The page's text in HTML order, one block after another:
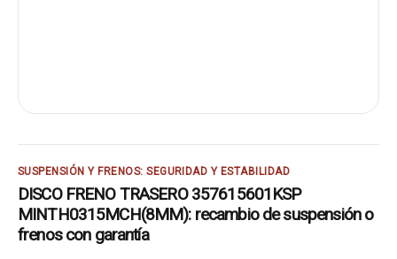
SUSPENSIÓN Y FRENOS: SEGURIDAD Y ESTABILIDAD
DISCO FRENO TRASERO 357615601KSP
MINTH0315MCH(8MM): recambio de suspensión o
frenos con garantía